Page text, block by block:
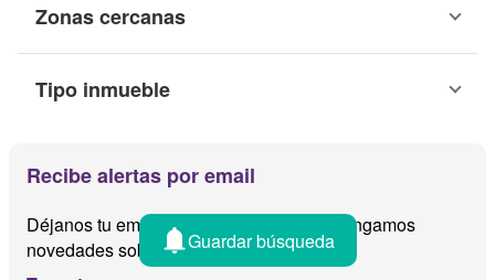
Zonas cercanas
Tipo inmueble
Recibe alertas por email
Déjanos tu email y te avisamos cuando tengamos
novedades sobre
Guardar búsqueda